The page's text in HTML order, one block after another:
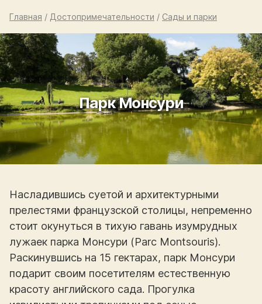
Главная / Достопримечательности / Сады и парки
Парк Монсури
Насладившись суетой и архитектурными
прелестями французской столицы, непременно
стоит окунуться в тихую гавань изумрудных
лужаек парка Монсури (Parc Montsouris).
Раскинувшись на 15 гектарах, парк Монсури
подарит своим посетителям естественную
красоту английского сада. Прогулка